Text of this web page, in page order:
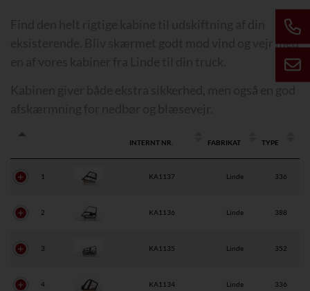
eksisterende. Bliv skærmet godt mod vind og vejr med
INTERNT NR. FABRIKAT TYPE
1 KA1137 Linde 336
2 KA1136 Linde 388
3 KA1135 Linde 352
4 KA1134 Linde 336